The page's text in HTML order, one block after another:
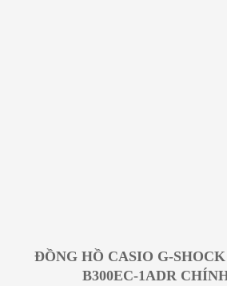
ĐỒNG HỒ CASIO G-
B300EC-1ADR